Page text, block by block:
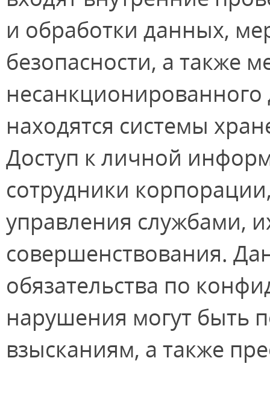
и обработки данных,
безопасности, а также
находятся системы
Доступ к личной
сотрудники
управления службами,
совершенствования.
обязательства по
нарушения могут быть
взысканиям, а также